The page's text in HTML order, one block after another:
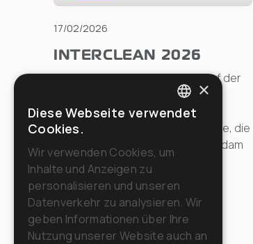
17/02/2026
INTERCLEAN 2026
Riello Cleaning Machines wird auf der
Interclean vertreten sein, der
internationalen Leitmesse für die
professionelle Reinigungsbranche, die
vom 14. bis 17. April 2026 in Amsterdam
stattfindet.
Lies
ITALIAN
GERMAN
SPANISH
×
Diese Webseite verwendet
Cookies.
Wir verwenden Cookies, um
Inhalte und Anzeigen zu
personalisieren und unseren
Datenverkehr zu analysieren. Wir
geben Informationen über Ihre
Nutzung unserer Website auch an